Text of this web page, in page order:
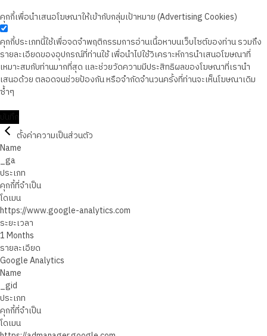
คุกกี้เพื่อนำเสนอโฆษณาให้เข้ากับกลุ่มเป้าหมาย (Advertising Cookies)
คุกกี้ประเภทนี้ใช้เพื่อจดจำพฤติกรรมการอ่านเนื้อหาบนเว็บไซต์ของท่าน รวมถึง
รายละเอียดของอุปกรณ์ที่ท่านใช้ เพื่อนำไปใช้วิเคราะห์การนำเสนอโฆษณาที่
เหมาะสมกับท่านมากที่สุด และช่วยวัดความมีประสิทธิผลของโฆษณาที่เรานำ
เสนอด้วย ตลอดจนช่วยป้องกัน หรือจำกัดจำนวนครั้งที่ท่านจะเห็นโฆษณาเดิม
ซ้ำๆ
ตั้งค่าความเป็นส่วนตัว
Name
_ga
ประเภท
คุกกี้ที่จำเป็น
โดเมน
https://www.google-analytics.com
ระยะเวลา
1 Months
รายละเอียด
Google Analytics
Name
_gid
ประเภท
คุกกี้ที่จำเป็น
โดเมน